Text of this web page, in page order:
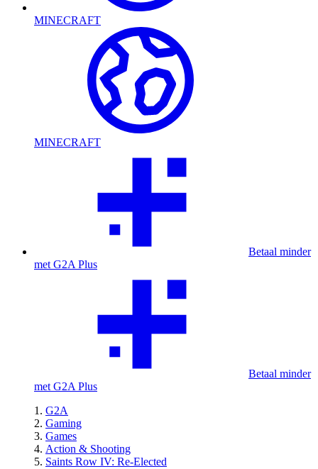
MINECRAFT
MINECRAFT
Betaal minder
met G2A Plus
Betaal minder
met G2A Plus
G2A
Gaming
Games
Action & Shooting
Saints Row IV: Re-Elected